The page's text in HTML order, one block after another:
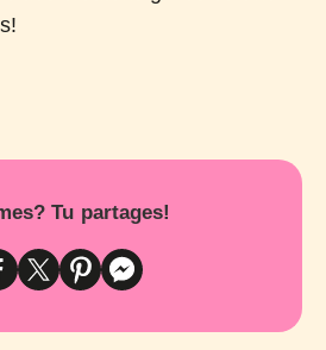
Tu partages!